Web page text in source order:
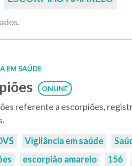
EM SAÚDE
ONLINE
referente a escorpiões,
Vigilância em saúde
escorpião amarelo 156